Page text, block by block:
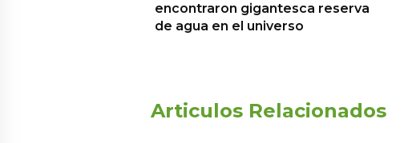
encontraron gigantesca reserva
de agua en el universo
Articulos Relacionados